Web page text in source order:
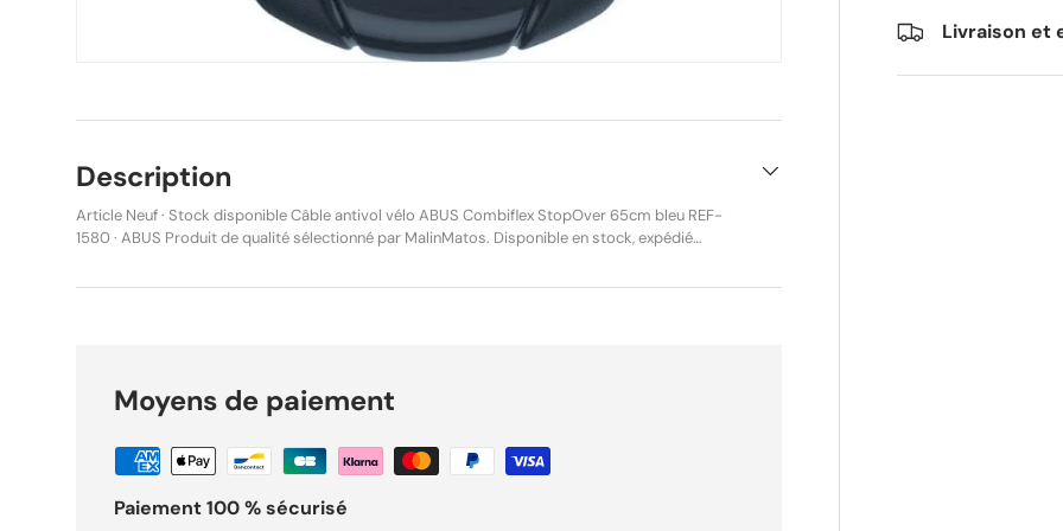
Livraison et
Description
Article Neuf · Stock disponible Câble antivol vélo ABUS Combiflex StopOver 65cm bleu REF-
1580 · ABUS Produit de qualité sélectionné par MalinMatos. Disponible en stock, expédié
Référence : ABU643695 GTIN : 4003318954597 Mini câble antivol compact et pratique, idéal
Back intégré. Le verrouillage s’effectue par code numérique réglable individuellement, sans
Année modèle : 2026 État : Neuf Produit d’origine (ABUS) Ref vendeur : M Caractéristiques
Moyens de paiement
Paiement 100 % sécurisé